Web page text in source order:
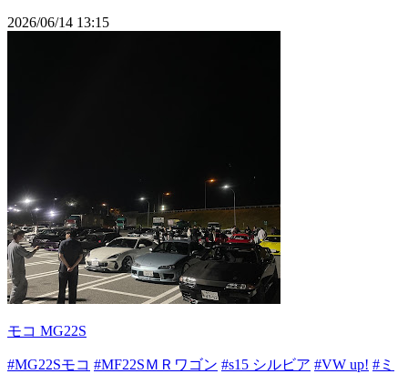
2026/06/14 13:15
モコ MG22S
#MG22Sモコ #MF22SＭＲワゴン #s15 シルビア #VW up! #ミ